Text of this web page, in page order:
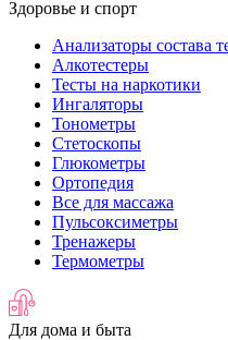
Здоровье и спорт
Анализаторы состава
Алкотестеры
Тесты на наркотики
Ингаляторы
Тонометры
Стетоскопы
Глюкометры
Ортопедия
Все для массажа
Пульсоксиметры
Тренажеры
Термометры
Для дома и быта